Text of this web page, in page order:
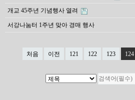
개교 45주년 기념행사 열려
서강나눔터 1주년 맞아 경매 행사
처음 이전 121 122 123 124